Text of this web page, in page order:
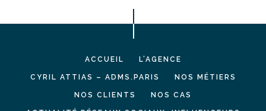
ACCUEIL L’AGENCE
CYRIL ATTIAS – ADMS.PARIS NOS MÉTIERS
NOS CLIENTS NOS CAS